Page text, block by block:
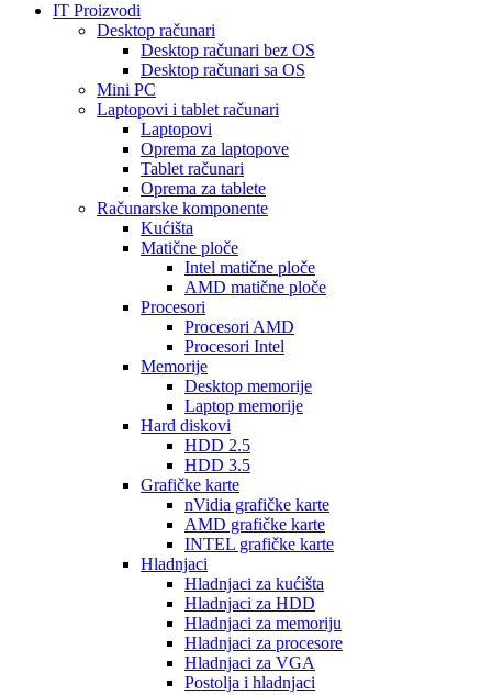
IT Proizvodi
Desktop računari
Desktop računari bez OS
Desktop računari sa OS
Mini PC
Laptopovi i tablet računari
Laptopovi
Oprema za laptopove
Tablet računari
Oprema za tablete
Računarske komponente
Kućišta
Matične ploče
Intel matične ploče
AMD matične ploče
Procesori
Procesori AMD
Procesori Intel
Memorije
Desktop memorije
Laptop memorije
Hard diskovi
HDD 2.5
HDD 3.5
Grafičke karte
nVidia grafičke karte
AMD grafičke karte
INTEL grafičke karte
Hladnjaci
Hladnjaci za kućišta
Hladnjaci za HDD
Hladnjaci za memoriju
Hladnjaci za procesore
Hladnjaci za VGA
Postolja i hladnjaci